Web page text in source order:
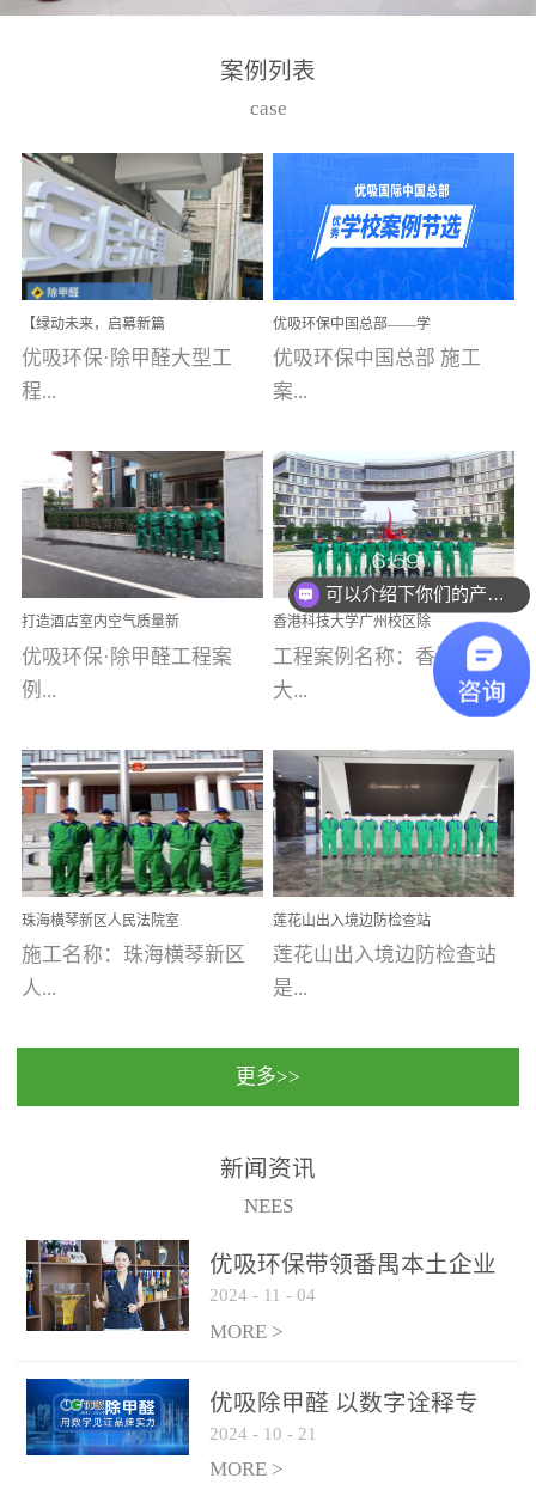
高技能的团队。汇聚了众
取得了多项产品技术专利
和多项国家版权局著作
权，获得高新技术企业称
号。生产优势自主生产自
给自足，优吸公司于2015
在广州番禺区成功建立产
品线生产基地，工厂拥有
自动化生产设备和成熟的
选择源头源材料、严控产
品质量，我们每一批的生
产产品都经过严格的质检
程序；生产车间为优吸总
部和全国分支机构生产光
触媒、净醛王、祛味剂等
优吸系列产品，保质保量
完成生产任务，确保全国
求。资质优势团队优势分
支优势优吸环保是一棵正
茁壮成长的树，只要我们
人人都爱护她、珍惜她、
她将越来越枝繁叶茂，终
将会成为一棵参天大树！
优吸环保截止2020年拥有
全国600家网点分支机构。
案例列表
case
【绿动未来，启幕新篇
章】优吸环保中标深圳安
居乐寓，超大型工装室内
空气治理项目顺利启航，
优吸环保·除甲醛大型工
程...
案例【深圳安居乐寓】室
内空气治理项目深圳安居
乐寓 深圳市安居乐寓
为深圳安居集团旗下城...
优吸环保中国总部——学
校施工案例(节选)
优吸环保中国总部 施工
案...
例(学校工装节选)广州南沙
小学(珠江湾校区)项目地
址：广州市南沙区海滨路
南沙珠江湾江门市蓬江区
禾...
打造酒店室内空气质量新
标杆——优吸环保·标杆之
作：东莞美豪雅致酒店室
内空气治理工程纪实
优吸环保·除甲醛工程案
例...
【东莞美豪雅致酒店】室
内空气治理项目东莞美豪
雅致酒店 东莞美豪雅
致酒店是为中高端人士...
香港科技大学广州校区除
甲醛项目圆满完成
工程案例名称：香港科技
大...
学广州校区室内空气治
理 工程案例地址：广
州南沙区·香港科技大学(广
州)校区 工程案...
珠海横琴新区人民法院室
内除甲醛空气治理项目
施工名称：珠海横琴新区
人...
民法院室内除甲醛空气治
保施工日期：2020年1月珠
莲花山出入境边防检查站
室内除甲醛空气治理项目
莲花山出入境边防检查站
是...
国家通过设在对外开放口
（及各出入境边防检查
更多>>
新闻资讯
NEES
优吸环保带领番禺本​土企业
勇敢破局向“新”
2024 - 11 - 04
MORE >
优吸除甲醛 以数字诠释专
业，尽显除醛品牌实力！
2024 - 10 - 21
MORE >
可以介绍下你们的产品么